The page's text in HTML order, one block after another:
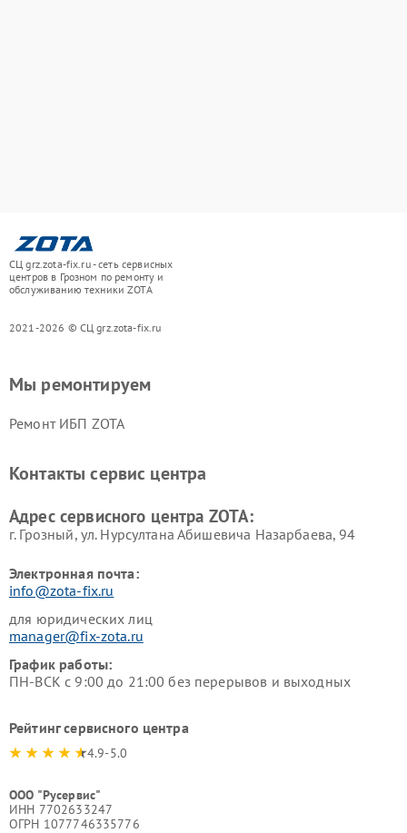
СЦ grz.zota-fix.ru - сеть сервисных
центров в Грозном по ремонту и
обслуживанию техники ZOTA
2021-2026 © СЦ grz.zota-fix.ru
Мы ремонтируем
Ремонт ИБП ZOTA
Контакты сервис центра
Адрес сервисного центра ZOTA:
г. Грозный, ул. Нурсултана Абишевича Назарбаева, 94
Электронная почта:
info@zota-fix.ru
для юридических лиц
manager@fix-zota.ru
График работы:
ПН-ВСК с 9:00 до 21:00 без перерывов и выходных
Рейтинг сервисного центра
4.9-5.0
ООО "Русервис"
ИНН 7702633247
ОГРН 1077746335776